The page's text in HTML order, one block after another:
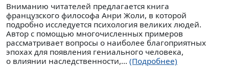
Вниманию читателей предлагается книга
французского философа Анри Жоли, в которой
подробно исследуется психология великих людей.
Автор с помощью многочисленных примеров
рассматривает вопросы о наиболее благоприятных
эпохах для появления гениального человека,
о влиянии наследственности,... (Подробнее)